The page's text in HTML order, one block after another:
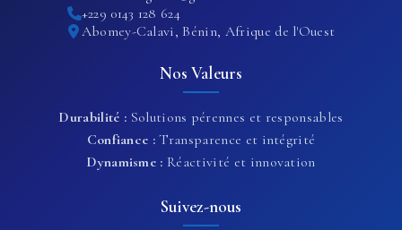
+229 0143 128 624
Abomey-Calavi, Bénin, Afrique de l'Ouest
Nos Valeurs
Durabilité : Solutions pérennes et responsables
Confiance : Transparence et intégrité
Dynamisme : Réactivité et innovation
Suivez-nous